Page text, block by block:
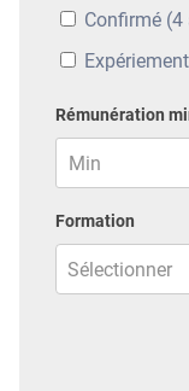
Confirmé (4
Rémunération
Formation